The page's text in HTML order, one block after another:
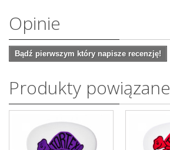
Opinie
Bądź pierwszym który napisze recenzję!
Produkty powiązane